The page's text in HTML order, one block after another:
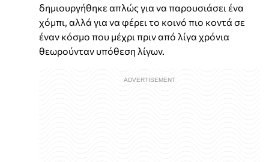
δημιουργήθηκε απλώς για να παρουσιάσει ένα
χόμπι, αλλά για να φέρει το κοινό πιο κοντά σε
έναν κόσμο που μέχρι πριν από λίγα χρόνια
θεωρούνταν υπόθεση λίγων.